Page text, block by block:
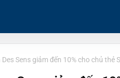
Sens giảm đến 10% cho chủ thẻ